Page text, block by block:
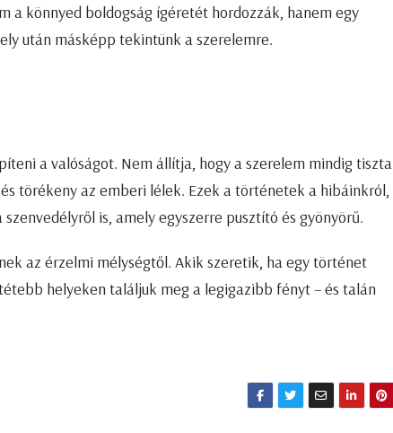
a könnyed boldogság ígéretét hordozzák, hanem egy
után másképp tekintünk a szerelemre.
a valóságot. Nem állítja, hogy a szerelem mindig tiszta
törékeny az emberi lélek. Ezek a történetek a hibáinkról,
is, amely egyszerre pusztító és gyönyörű.
az érzelmi mélységtől. Akik szeretik, ha egy történet
helyeken találjuk meg a legigazibb fényt – és talán